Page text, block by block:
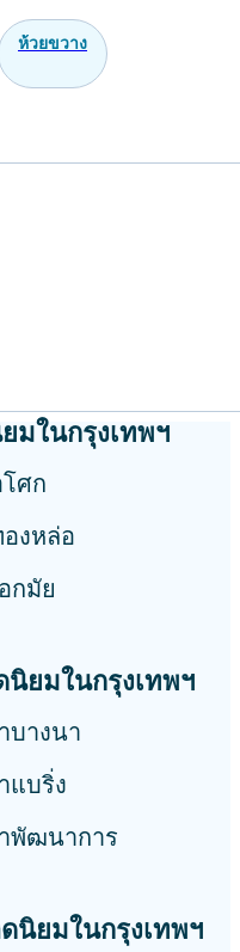
ห้วยขวาง
มในกรุงเทพฯ
ศก
งหล่อ
กมัย
ยมในกรุงเทพฯ
บางนา
แบริ่ง
พัฒนาการ
นิยมในกรุงเทพฯ